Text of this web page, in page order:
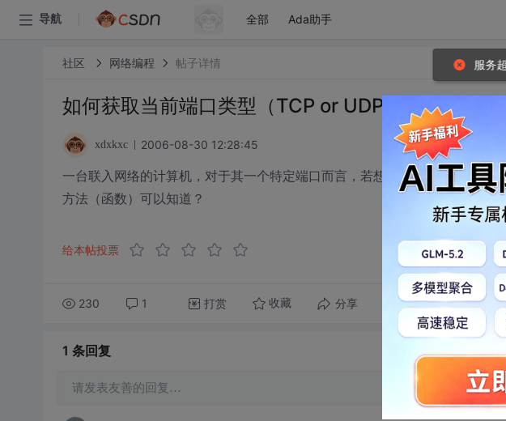
导航 全部 Ada助手
社区 网络编程 帖子详情
如何获取当前端口类型（TCP or UDP）？
xdxkxc 2006-08-30 12:28:45
一台联入网络的计算机，对于其一个特定端口而言，若想知道当前该端口中
方法（函数）可以知道？
给本帖投票
230 1 打赏 收藏 分享 转发到动态
1 条回复
请发表友善的回复…
服务